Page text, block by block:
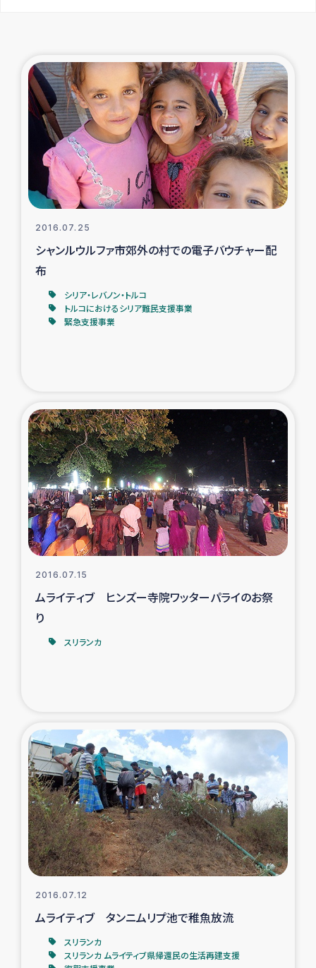
東ティモール豪雨緊急支援
大雨による洪水被災者支援
カカオ生産者支援事業
シリア国内避難民・帰還民の生活再建支援
トルコにおけるシリア難民支援事業
インドネシア中部 スラウェシの地震・津波被災者支援
スリランカ ジャフナ県干物事業
スリランカの南北女性をつなぐサリー・リサイクル・プロ
ジェクト
復興支援事業
民際教育事業
ガザ人道支援
令和6年能登半島地震 緊急支援
タイ国境ミャンマー移民子ども支援
漁民によるマングローブ植林活動
レバノンでのシリア難民への食糧・越冬支援
レバノンにおける緊急支援
レバノンでのシリア難民・レバノン人への農業支援
2016.07.25
シャンルウルファ市郊外の村での電子バウチャー配
布
シリア・レバノン・トルコ
トルコにおけるシリア難民支援事業
緊急支援事業
2016.07.15
ムライティブ ヒンズー寺院ワッターパライのお祭
り
スリランカ
2016.07.12
ムライティブ タンニムリプ池で稚魚放流
スリランカ
スリランカ ムライティブ県帰還民の生活再建支援